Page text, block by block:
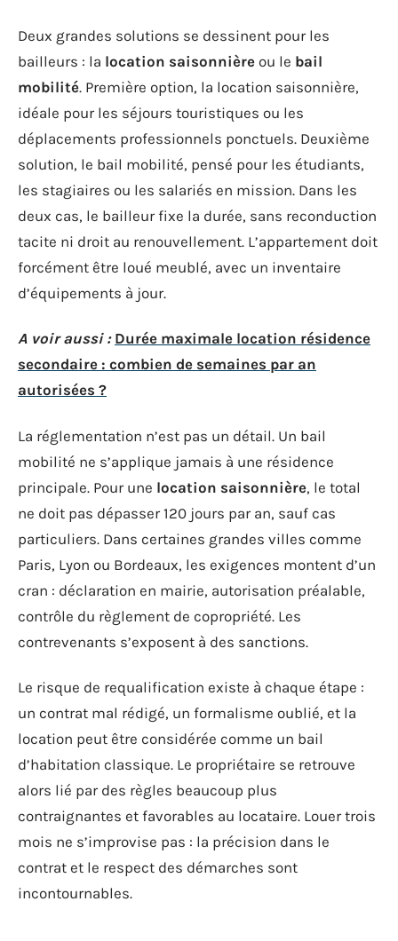
Deux grandes solutions se dessinent pour les
bailleurs : la location saisonnière ou le bail
mobilité. Première option, la location saisonnière,
idéale pour les séjours touristiques ou les
déplacements professionnels ponctuels. Deuxième
solution, le bail mobilité, pensé pour les étudiants,
les stagiaires ou les salariés en mission. Dans les
deux cas, le bailleur fixe la durée, sans reconduction
tacite ni droit au renouvellement. L’appartement doit
forcément être loué meublé, avec un inventaire
d’équipements à jour.
A voir aussi : Durée maximale location résidence
secondaire : combien de semaines par an
autorisées ?
La réglementation n’est pas un détail. Un bail
mobilité ne s’applique jamais à une résidence
principale. Pour une location saisonnière, le total
ne doit pas dépasser 120 jours par an, sauf cas
particuliers. Dans certaines grandes villes comme
Paris, Lyon ou Bordeaux, les exigences montent d’un
cran : déclaration en mairie, autorisation préalable,
contrôle du règlement de copropriété. Les
contrevenants s’exposent à des sanctions.
Le risque de requalification existe à chaque étape :
un contrat mal rédigé, un formalisme oublié, et la
location peut être considérée comme un bail
d’habitation classique. Le propriétaire se retrouve
alors lié par des règles beaucoup plus
contraignantes et favorables au locataire. Louer trois
mois ne s’improvise pas : la précision dans le
contrat et le respect des démarches sont
incontournables.